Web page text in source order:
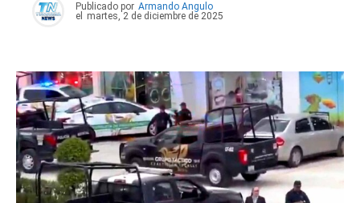
Publicado por Armando Angulo
el
martes, 2 de diciembre de 2025